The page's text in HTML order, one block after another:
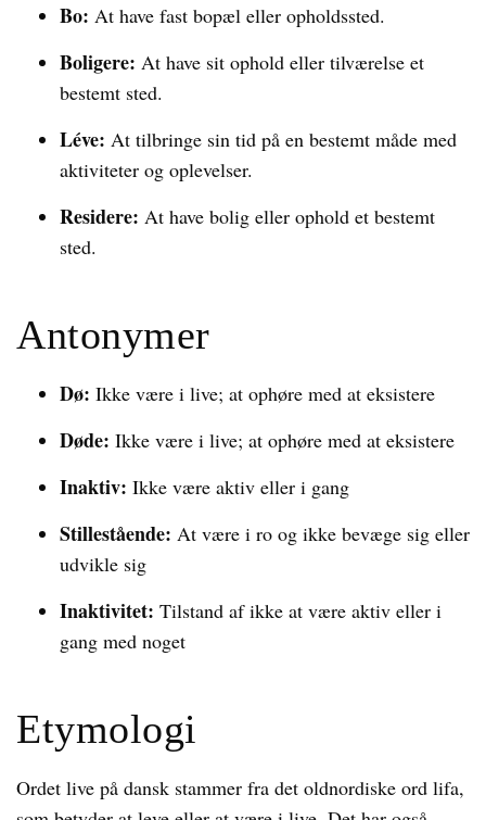
Bo: At have fast bopæl eller opholdssted.
Boligere: At have sit ophold eller tilværelse et
bestemt sted.
Léve: At tilbringe sin tid på en bestemt måde med
aktiviteter og oplevelser.
Residere: At have bolig eller ophold et bestemt
sted.
Antonymer
Dø: Ikke være i live; at ophøre med at eksistere
Døde: Ikke være i live; at ophøre med at eksistere
Inaktiv: Ikke være aktiv eller i gang
Stillestående: At være i ro og ikke bevæge sig eller
udvikle sig
Inaktivitet: Tilstand af ikke at være aktiv eller i
gang med noget
Etymologi
Ordet live på dansk stammer fra det oldnordiske ord lifa,